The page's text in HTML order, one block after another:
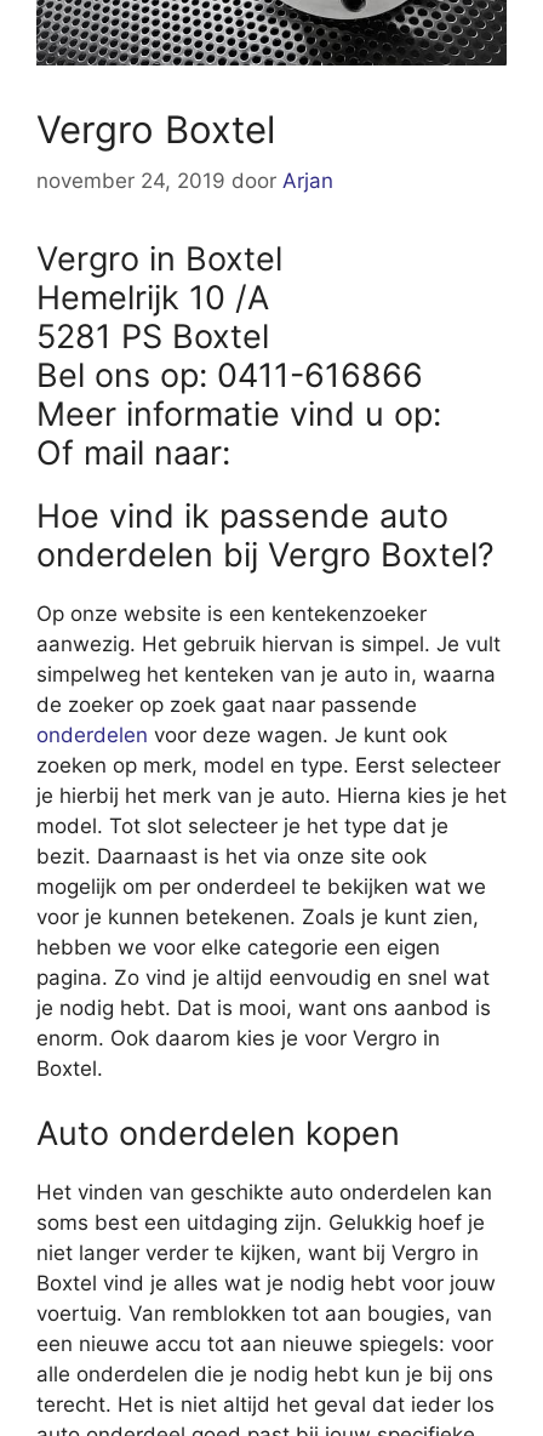
Vergro Boxtel
november 24, 2019 door Arjan
Vergro in Boxtel
Hemelrijk 10 /A
5281 PS Boxtel
Bel ons op: 0411-616866
Meer informatie vind u op:
Of mail naar:
Hoe vind ik passende auto
onderdelen bij Vergro Boxtel?
Op onze website is een kentekenzoeker
aanwezig. Het gebruik hiervan is simpel. Je vult
simpelweg het kenteken van je auto in, waarna
de zoeker op zoek gaat naar passende
onderdelen voor deze wagen. Je kunt ook
zoeken op merk, model en type. Eerst selecteer
je hierbij het merk van je auto. Hierna kies je het
model. Tot slot selecteer je het type dat je
bezit. Daarnaast is het via onze site ook
mogelijk om per onderdeel te bekijken wat we
voor je kunnen betekenen. Zoals je kunt zien,
hebben we voor elke categorie een eigen
pagina. Zo vind je altijd eenvoudig en snel wat
je nodig hebt. Dat is mooi, want ons aanbod is
enorm. Ook daarom kies je voor Vergro in
Boxtel.
Auto onderdelen kopen
Het vinden van geschikte auto onderdelen kan
soms best een uitdaging zijn. Gelukkig hoef je
niet langer verder te kijken, want bij Vergro in
Boxtel vind je alles wat je nodig hebt voor jouw
voertuig. Van remblokken tot aan bougies, van
een nieuwe accu tot aan nieuwe spiegels: voor
alle onderdelen die je nodig hebt kun je bij ons
terecht. Het is niet altijd het geval dat ieder los